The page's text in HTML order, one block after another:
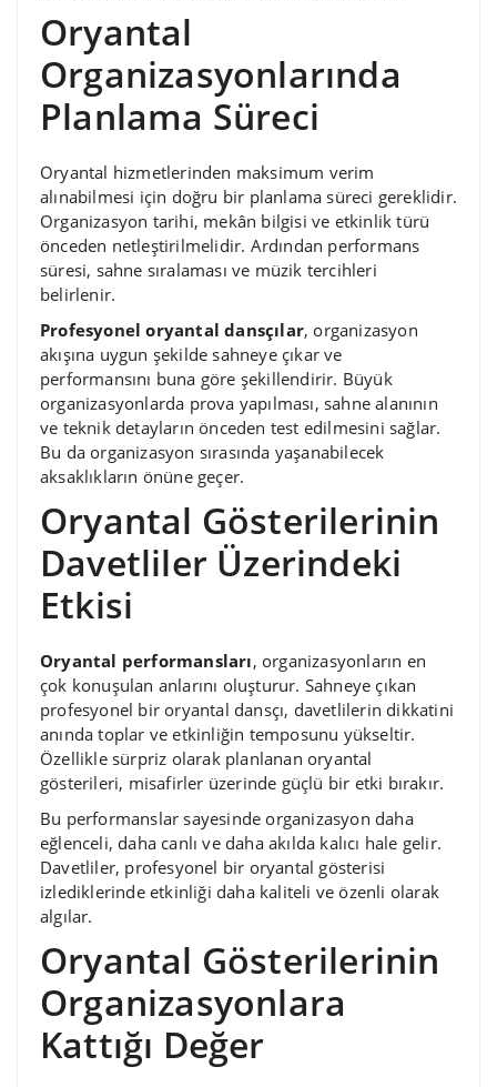
Oryantal
Organizasyonlarında
Planlama Süreci
Oryantal hizmetlerinden maksimum verim
alınabilmesi için doğru bir planlama süreci gereklidir.
Organizasyon tarihi, mekân bilgisi ve etkinlik türü
önceden netleştirilmelidir. Ardından performans
süresi, sahne sıralaması ve müzik tercihleri
belirlenir.
Profesyonel oryantal dansçılar, organizasyon
akışına uygun şekilde sahneye çıkar ve
performansını buna göre şekillendirir. Büyük
organizasyonlarda prova yapılması, sahne alanının
ve teknik detayların önceden test edilmesini sağlar.
Bu da organizasyon sırasında yaşanabilecek
aksaklıkların önüne geçer.
Oryantal Gösterilerinin
Davetliler Üzerindeki
Etkisi
Oryantal performansları, organizasyonların en
çok konuşulan anlarını oluşturur. Sahneye çıkan
profesyonel bir oryantal dansçı, davetlilerin dikkatini
anında toplar ve etkinliğin temposunu yükseltir.
Özellikle sürpriz olarak planlanan oryantal
gösterileri, misafirler üzerinde güçlü bir etki bırakır.
Bu performanslar sayesinde organizasyon daha
eğlenceli, daha canlı ve daha akılda kalıcı hale gelir.
Davetliler, profesyonel bir oryantal gösterisi
izlediklerinde etkinliği daha kaliteli ve özenli olarak
algılar.
Oryantal Gösterilerinin
Organizasyonlara
Kattığı Değer